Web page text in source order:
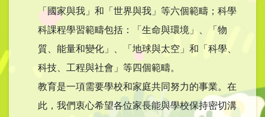
「國家與我」和「世界與我」等六個範疇；科學
科課程學習範疇包括：「生命與環境」、「物
質、能量和變化」、「地球與太空」和「科學、
科技、工程與社會」等四個範疇。
教育是一項需要學校和家庭共同努力的事業。在
此，我們衷心希望各位家長能與學校保持密切溝